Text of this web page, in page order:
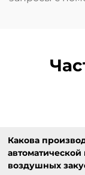
Какова
воздушных